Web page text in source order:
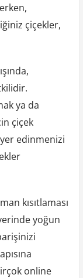
çiçekler,
ya da
çiçek
edinmenizi
kısıtlaması
yoğun
online